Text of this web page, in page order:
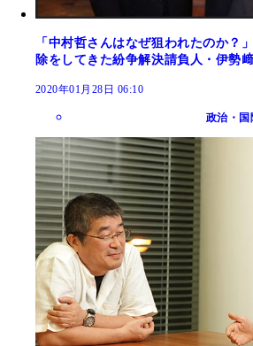
「中村哲さんはなぜ狙われたのか？
除をしてきた紛争解決請負人・伊勢
2020年01月28日 06:10
政治・国